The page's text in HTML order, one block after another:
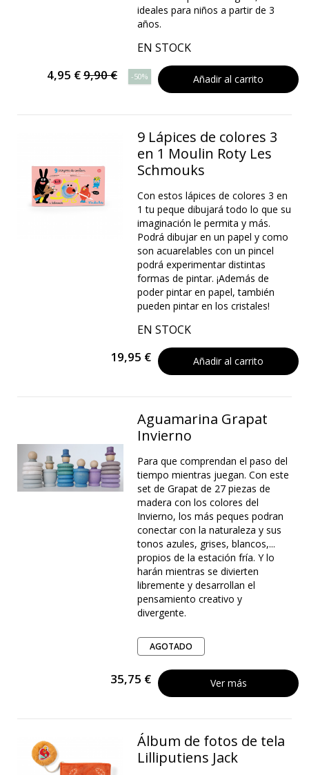
ideales para niños a partir de 3
años.
EN STOCK
4,95 €9,90 € -50% Añadir al carrito
9 Lápices de colores 3
en 1 Moulin Roty Les
Schmouks
Con estos lápices de colores 3 en
1 tu peque dibujará todo lo que su
imaginación le permita y más.
Podrá dibujar en un papel y como
son acuarelables con un pincel
podrá experimentar distintas
formas de pintar. ¡Además de
poder pintar en papel, también
pueden pintar en los cristales!
EN STOCK
19,95 € Añadir al carrito
Aguamarina Grapat
Invierno
Para que comprendan el paso del
tiempo mientras juegan. Con este
set de Grapat de 27 piezas de
madera con los colores del
Invierno, los más peques podran
conectar con la naturaleza y sus
tonos azules, grises, blancos,...
propios de la estación fría. Y lo
harán mientras se divierten
libremente y desarrollan el
pensamiento creativo y
divergente.
AGOTADO
35,75 € Ver más
Álbum de fotos de tela
Lilliputiens Jack